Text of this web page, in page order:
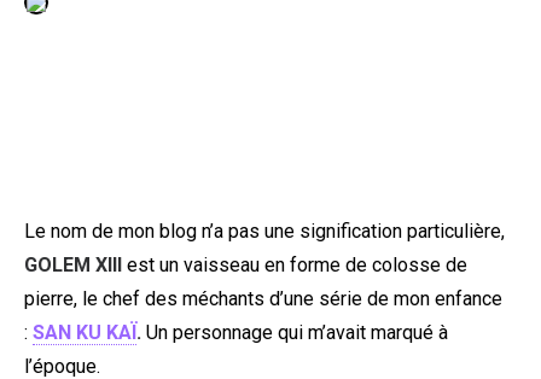
SOUTENEZ KULTT
Le nom de mon blog n’a pas une signification particulière,
GOLEM XIII est un vaisseau en forme de colosse de
pierre, le chef des méchants d’une série de mon enfance
: SAN KU KAÏ. Un personnage qui m’avait marqué à
l’époque.